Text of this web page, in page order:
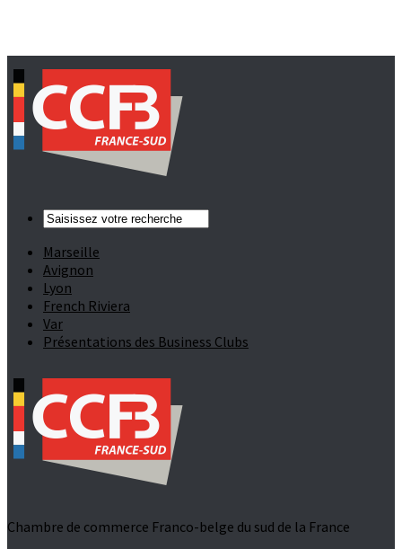
Marseille
Avignon
Lyon
French Riviera
Var
Présentations des Business Clubs
Chambre de commerce Franco-belge du sud de la France